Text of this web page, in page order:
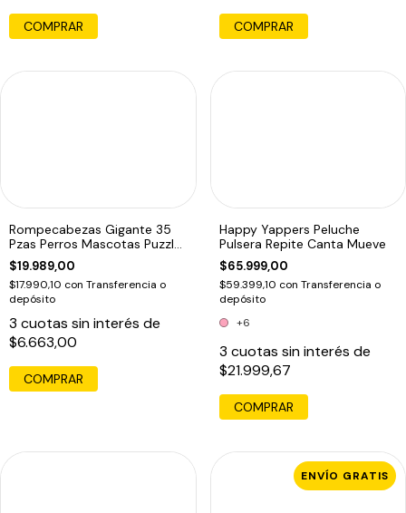
COMPRAR COMPRAR
Rompecabezas Gigante 35
Pzas Perros Mascotas Puzzle
Piso Edu
$19.989,00
$17.990,10 con Transferencia o
depósito
3 cuotas sin interés de
$6.663,00
Happy Yappers Peluche
Pulsera Repite Canta Mueve
$65.999,00
$59.399,10 con Transferencia o
depósito
+6
3 cuotas sin interés de
$21.999,67
COMPRAR
ENVÍO GRATIS